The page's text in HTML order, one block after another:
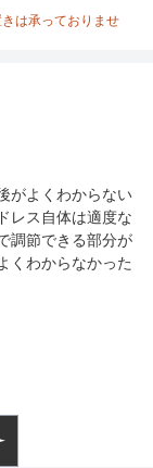
-
は承っておりませ
がよくわからない
レス自体は適度な
調節できる部分が
くわからなかった